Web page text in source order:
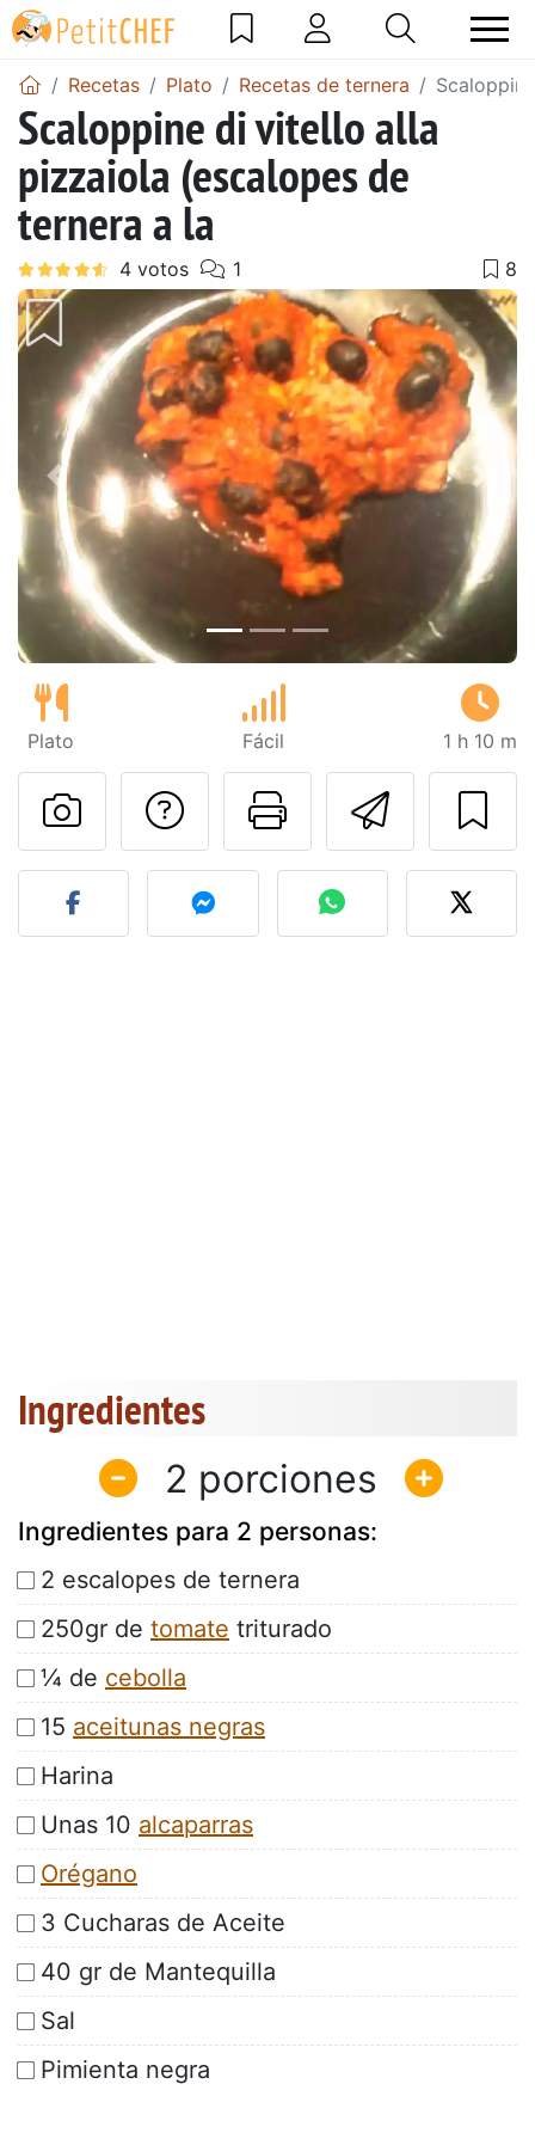
Recetas Plato Recetas de ternera
Scaloppine di vitello alla
pizzaiola (escalopes de
ternera a la
Anterior
Plato Fácil 1 h 10 m
Imprimir
Preguntar al autor
Publicar la foto de esta
Ingredientes
2
Ingredientes para 2 personas:
2 escalopes de ternera
250gr de tomate triturado
¼ de cebolla
15 aceitunas negras
Harina
Unas 10 alcaparras
Orégano
3 Cucharas de Aceite
40 gr de Mantequilla
Sal
Pimienta negra